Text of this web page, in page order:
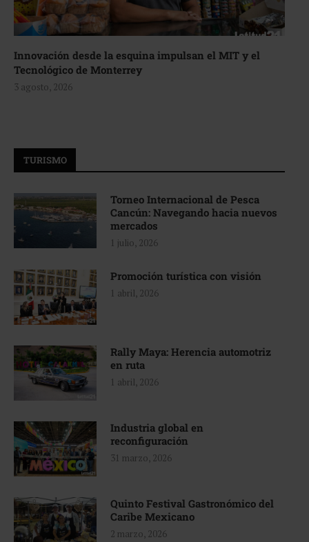
Innovación desde la esquina impulsan el MIT y el
Tecnológico de Monterrey
3 agosto, 2026
TURISMO
Torneo Internacional de Pesca
Cancún: Navegando hacia nuevos
mercados
1 julio, 2026
Promoción turística con visión
1 abril, 2026
Rally Maya: Herencia automotriz
en ruta
1 abril, 2026
Industria global en
reconfiguración
31 marzo, 2026
Quinto Festival Gastronómico del
Caribe Mexicano
2 marzo, 2026